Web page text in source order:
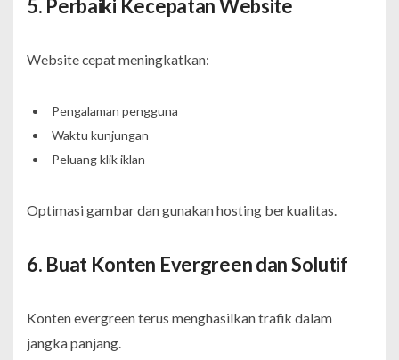
5. Perbaiki Kecepatan Website
Website cepat meningkatkan:
Pengalaman pengguna
Waktu kunjungan
Peluang klik iklan
Optimasi gambar dan gunakan hosting berkualitas.
6. Buat Konten Evergreen dan Solutif
Konten evergreen terus menghasilkan trafik dalam
jangka panjang.